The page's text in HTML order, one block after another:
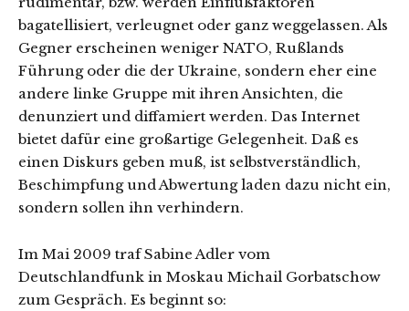
bagatellisiert, verleugnet oder ganz weggelassen. Als
Gegner erscheinen weniger NATO, Rußlands
Führung oder die der Ukraine, sondern eher eine
andere linke Gruppe mit ihren Ansichten, die
denunziert und diffamiert werden. Das Internet
bietet dafür eine großartige Gelegenheit. Daß es
einen Diskurs geben muß, ist selbstverständlich,
Beschimpfung und Abwertung laden dazu nicht ein,
sondern sollen ihn verhindern.
Im Mai 2009 traf Sabine Adler vom
Deutschlandfunk in Moskau Michail Gorbatschow
zum Gespräch. Es beginnt so: